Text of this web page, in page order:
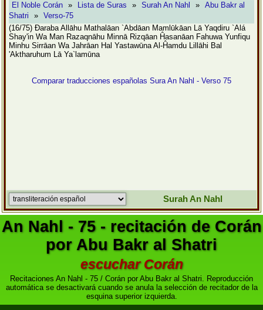
El Noble Corán » Lista de Suras » Surah An Nahl » Abu Bakr al
Shatri
» Verso-75
(16/75) Đaraba Allāhu Mathalāan `Abdāan Mamlūkāan Lā Yaqdiru `Alá
Shay'in Wa Man Razaqnāhu Minnā Rizqāan Ĥasanāan Fahuwa Yunfiqu
Minhu Sirrāan Wa Jahrāan Hal Yastawūna Al-Ĥamdu Lillāhi Bal
'Aktharuhum Lā Ya`lamūna
Comparar traducciones españolas Sura An Nahl - Verso 75
Surah An Nahl
An Nahl - 75 - recitación de Corán
por Abu Bakr al Shatri
escuchar Corán
Recitaciones An Nahl - 75 / Corán por Abu Bakr al Shatri. Reproducción
automática se desactivará cuando se anula la selección de recitador de la
esquina superior izquierda.